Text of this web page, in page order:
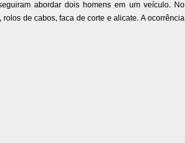
abordar dois homens em um veículo. No
de cabos, faca de corte e alicate. A ocorrência